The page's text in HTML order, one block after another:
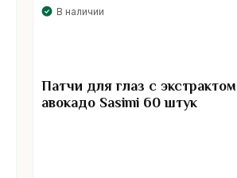
В наличии
Патчи для глаз с экстрактом
авокадо Sasimi 60 штук